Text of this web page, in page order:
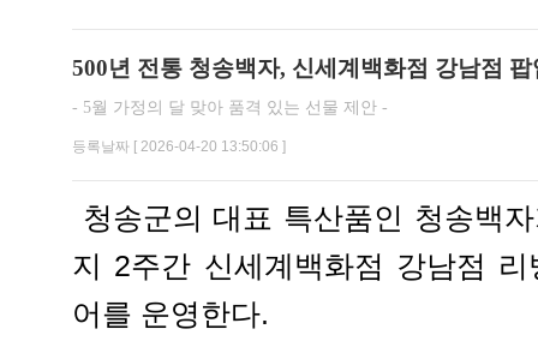
500년 전통 청송백자, 신세계백화점 강남점
- 5월 가정의 달 맞아 품격 있는 선물 제안 -
등록날짜 [ 2026-04-20 13:50:06 ]
청송군의 대표 특산품인 청송백
지 2주간 신세계백화점 강남점
어를 운영한다.